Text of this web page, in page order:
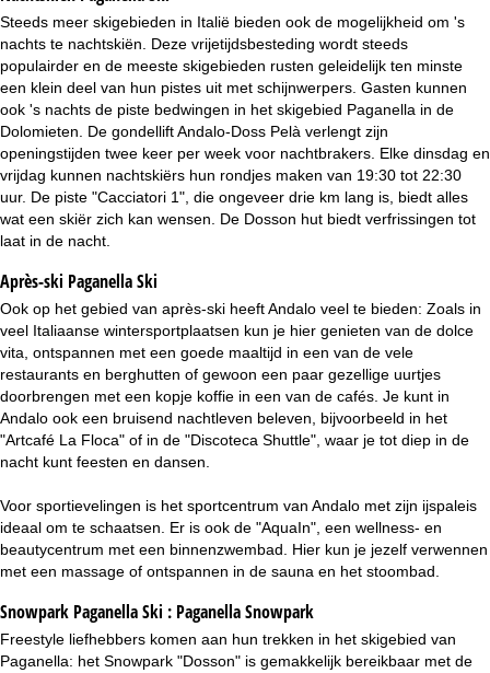
Steeds meer skigebieden in Italië bieden ook de mogelijkheid om 's
nachts te nachtskiën. Deze vrijetijdsbesteding wordt steeds
populairder en de meeste skigebieden rusten geleidelijk ten minste
een klein deel van hun pistes uit met schijnwerpers. Gasten kunnen
ook 's nachts de piste bedwingen in het skigebied Paganella in de
Dolomieten. De gondellift Andalo-Doss Pelà verlengt zijn
openingstijden twee keer per week voor nachtbrakers. Elke dinsdag en
vrijdag kunnen nachtskiërs hun rondjes maken van 19:30 tot 22:30
uur. De piste "Cacciatori 1", die ongeveer drie km lang is, biedt alles
wat een skiër zich kan wensen. De Dosson hut biedt verfrissingen tot
laat in de nacht.
Après-ski Paganella Ski
Ook op het gebied van après-ski heeft Andalo veel te bieden: Zoals in
veel Italiaanse wintersportplaatsen kun je hier genieten van de dolce
vita, ontspannen met een goede maaltijd in een van de vele
restaurants en berghutten of gewoon een paar gezellige uurtjes
doorbrengen met een kopje koffie in een van de cafés. Je kunt in
Andalo ook een bruisend nachtleven beleven, bijvoorbeeld in het
"Artcafé La Floca" of in de "Discoteca Shuttle", waar je tot diep in de
nacht kunt feesten en dansen.
Voor sportievelingen is het sportcentrum van Andalo met zijn ijspaleis
ideaal om te schaatsen. Er is ook de "AquaIn", een wellness- en
beautycentrum met een binnenzwembad. Hier kun je jezelf verwennen
met een massage of ontspannen in de sauna en het stoombad.
Snowpark Paganella Ski : Paganella Snowpark
Freestyle liefhebbers komen aan hun trekken in het skigebied van
Paganella: het Snowpark "Dosson" is gemakkelijk bereikbaar met de